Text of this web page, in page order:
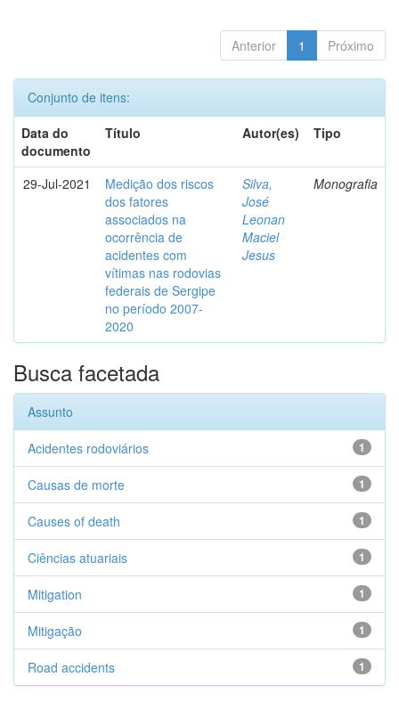
Anterior 1 Próximo
Conjunto de itens:
Data do
documento
Título Autor(es) Tipo
29-Jul-2021
Medição dos riscos
dos fatores
associados na
ocorrência de
acidentes com
vítimas nas rodovias
federais de Sergipe
no período 2007-
2020
Silva,
José
Leonan
Maciel
Jesus
Monografia
Busca facetada
Assunto
1
Acidentes rodoviários
1
Causas de morte
1
Causes of death
1
Ciências atuariais
1
Mitigation
1
Mitigação
1
Road accidents